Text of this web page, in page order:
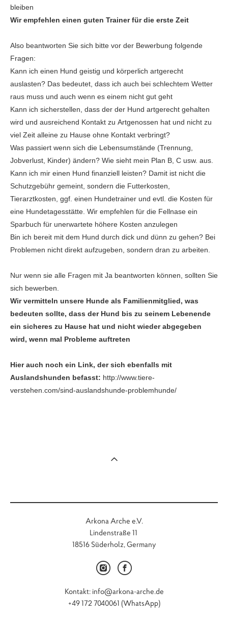
bleiben
Wir empfehlen einen guten Trainer für die erste Zeit
Also beantworten Sie sich bitte vor der Bewerbung folgende
Fragen:
Kann ich einen Hund geistig und körperlich artgerecht
auslasten? Das bedeutet, dass ich auch bei schlechtem Wetter
raus muss und auch wenn es einem nicht gut geht
Kann ich sicherstellen, dass der der Hund artgerecht gehalten
wird und ausreichend Kontakt zu Artgenossen hat und nicht zu
viel Zeit alleine zu Hause ohne Kontakt verbringt?
Was passiert wenn sich die Lebensumstände (Trennung,
Jobverlust, Kinder) ändern? Wie sieht mein Plan B, C usw. aus.
Kann ich mir einen Hund finanziell leisten? Damit ist nicht die
Schutzgebühr gemeint, sondern die Futterkosten,
Tierarztkosten, ggf. einen Hundetrainer und evtl. die Kosten für
eine Hundetagesstätte. Wir empfehlen für die Fellnase ein
Sparbuch für unerwartete höhere Kosten anzulegen
Bin ich bereit mit dem Hund durch dick und dünn zu gehen? Bei
Problemen nicht direkt aufzugeben, sondern dran zu arbeiten.
Nur wenn sie alle Fragen mit Ja beantworten können, sollten Sie
sich bewerben.
Wir vermitteln unsere Hunde als Familienmitglied, was
bedeuten sollte, dass der Hund bis zu seinem Lebenende
ein sicheres zu Hause hat und nicht wieder abgegeben
wird, wenn mal Probleme auftreten
Hier auch noch ein Link, der sich ebenfalls mit
Auslandshunden befasst: http://www.tiere-
verstehen.com/sind-auslandshunde-problemhunde/
Arkona Arche e.V.
Lindenstraße 11
18516 Süderholz, Germany
Kontakt: info@arkona-arche.de
+49 172 7040061 (WhatsApp)